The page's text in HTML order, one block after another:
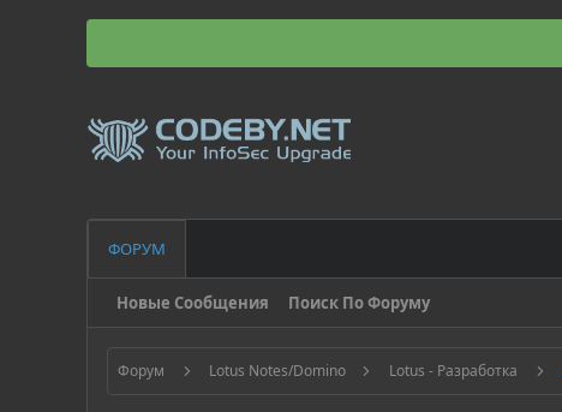
ФОРУМ
Новые Сообщения Поиск По Форуму
Форум Lotus Notes/Domino Lotus - Разработка